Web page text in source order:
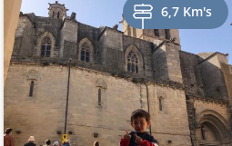
6,7 Km's